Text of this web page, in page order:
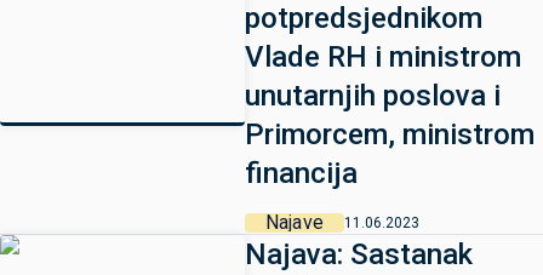
potpredsjednikom
Vlade RH i ministrom
unutarnjih poslova i
Primorcem, ministrom
financija
Najave 11.06.2023
Najava: Sastanak